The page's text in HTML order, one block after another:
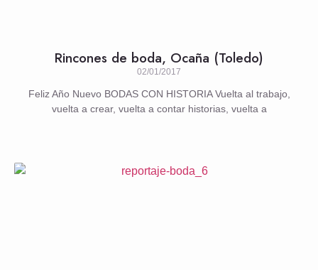
Rincones de boda, Ocaña (Toledo)
02/01/2017
Feliz Año Nuevo BODAS CON HISTORIA Vuelta al trabajo,
vuelta a crear, vuelta a contar historias, vuelta a